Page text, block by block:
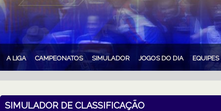
A LIGA CAMPEONATOS SIMULADOR JOGOS DO DIA EQUIPES
SIMULADOR DE CLASSIFICAÇÃO